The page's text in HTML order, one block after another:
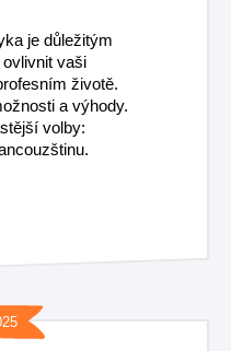
je důležitým
vaši
životě.
a výhody.
volby: